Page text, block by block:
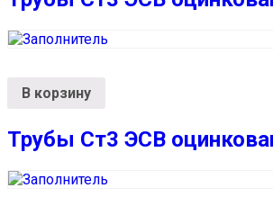
В корзину
Трубы Ст3 ЭСВ